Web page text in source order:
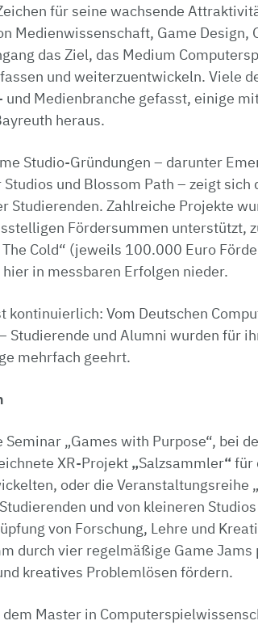
für seine wachsende
Medienwissenschaft, Game Design,
das Ziel, das Medium
und weiterzuentwickeln. Viele
Medienbranche gefasst, einige
heraus.
Studio-Gründungen – darunter
und Blossom Path – zeigt sich
Studierenden. Zahlreiche Projekte
Fördersummen unterstützt,
Cold“ (jeweils 100.000 Euro
in messbaren Erfolgen nieder.
kontinuierlich: Vom Deutschen
Studierende und Alumni wurden für
mehrfach geehrt.
„Games with Purpose“, bei
XR-Projekt „Salzsammler“für
oder die Veranstaltungsreihe
und von kleineren
von Forschung, Lehre und
durch vier regelmäßige Game Jams
kreatives Problemlösen fördern.
Master in